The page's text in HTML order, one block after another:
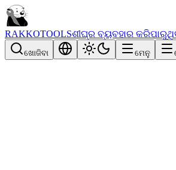
RAKKOTOOLSଶୀଘ୍ର ବ୍ୟବହାର
ଖୋଜିବା ମେନୁ